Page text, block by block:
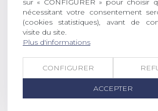
universitaire de
dont le sujet porte
l’emploi, droit des
interne
Lire la suite
sur « CONFIGURER » pour choisir
nécessitant votre consentement
(cookies statistiques), avant de
visite du site.
Plus d'informations
CONFIGURER
ACCEPTER